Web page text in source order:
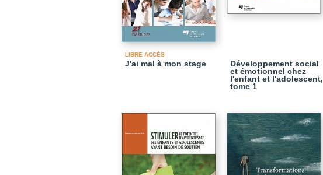
LIBRE ACCÈS
J'ai mal à mon stage
Développement social
et émotionnel chez
l'enfant et l'adolescent,
tome 1